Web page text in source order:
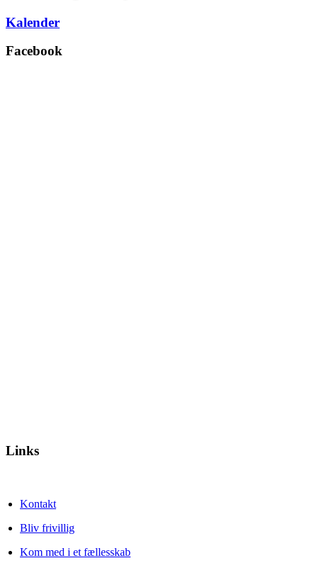
Kalender
Facebook
Links
Kontakt
Bliv frivillig
Kom med i et fællesskab